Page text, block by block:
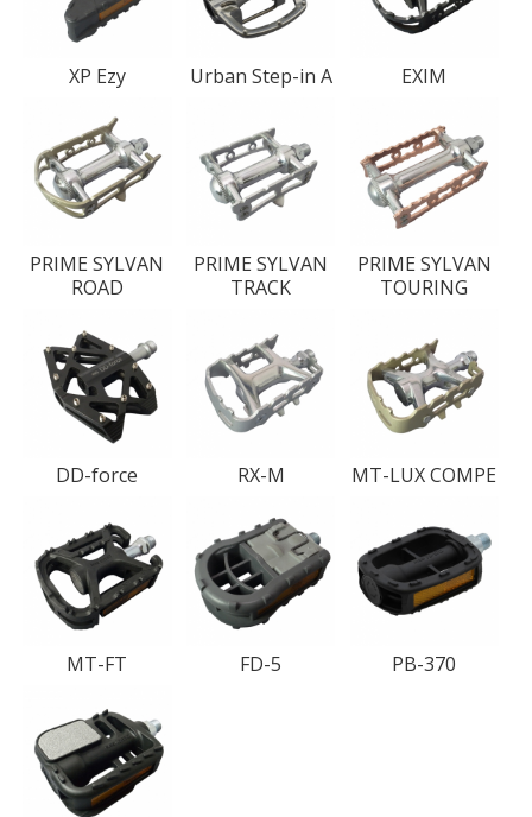
XP Ezy Urban Step-in A EXIM
PRIME SYLVAN
ROAD
PRIME SYLVAN
TRACK
PRIME SYLVAN
TOURING
DD-force RX-M MT-LUX COMPE
MT-FT FD-5 PB-370